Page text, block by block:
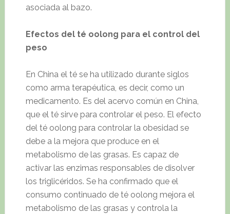
asociada al bazo.
Efectos del té oolong para el control del
peso
En China el té se ha utilizado durante siglos
como arma terapéutica, es decir, como un
medicamento. Es del acervo común en China,
que el té sirve para controlar el peso. El efecto
del té oolong para controlar la obesidad se
debe a la mejora que produce en el
metabolismo de las grasas. Es capaz de
activar las enzimas responsables de disolver
los triglicéridos. Se ha confirmado que el
consumo continuado de té oolong mejora el
metabolismo de las grasas y controla la